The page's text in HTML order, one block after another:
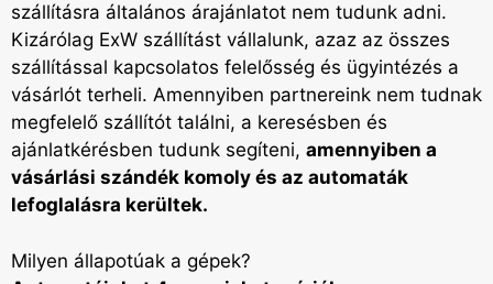
szállításra általános árajánlatot nem tudunk adni.
Kizárólag ExW szállítást vállalunk, azaz az összes
szállítással kapcsolatos felelősség és ügyintézés a
vásárlót terheli. Amennyiben partnereink nem tudnak
megfelelő szállítót találni, a keresésben és
ajánlatkérésben tudunk segíteni, amennyiben a
vásárlási szándék komoly és az automaták
lefoglalásra kerültek.
Milyen állapotúak a gépek?